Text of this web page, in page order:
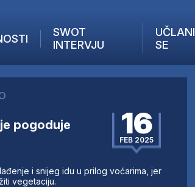
SWOT
INTERVJU
UČLANI
SE
pogoduje
16
FEB 2025
i snijeg idu u prilog voćarima, jer
vegetaciju.